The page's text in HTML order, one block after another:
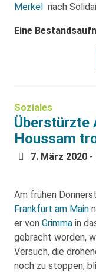
Merkel nach
Eine
Soziales
Überstürzte
Houssam
7. März 2020 -
Am frühen
Frankfurt am Main
er von Grimma in
gebracht worden,
Versuch, die
noch zu stoppen,